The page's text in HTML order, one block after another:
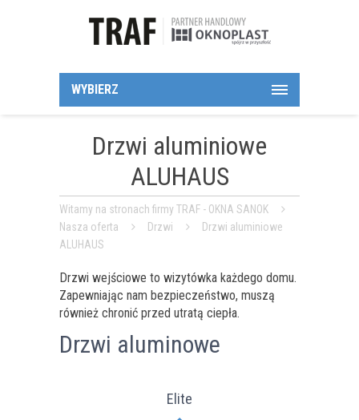
WYBIERZ
Drzwi aluminiowe
ALUHAUS
Witamy na stronach firmy TRAF - OKNA SANOK
Nasza oferta
Drzwi
Drzwi aluminiowe
ALUHAUS
Drzwi wejściowe to wizytówka każdego domu.
Zapewniając nam bezpieczeństwo, muszą
również chronić przed utratą ciepła.
Drzwi aluminowe
Elite